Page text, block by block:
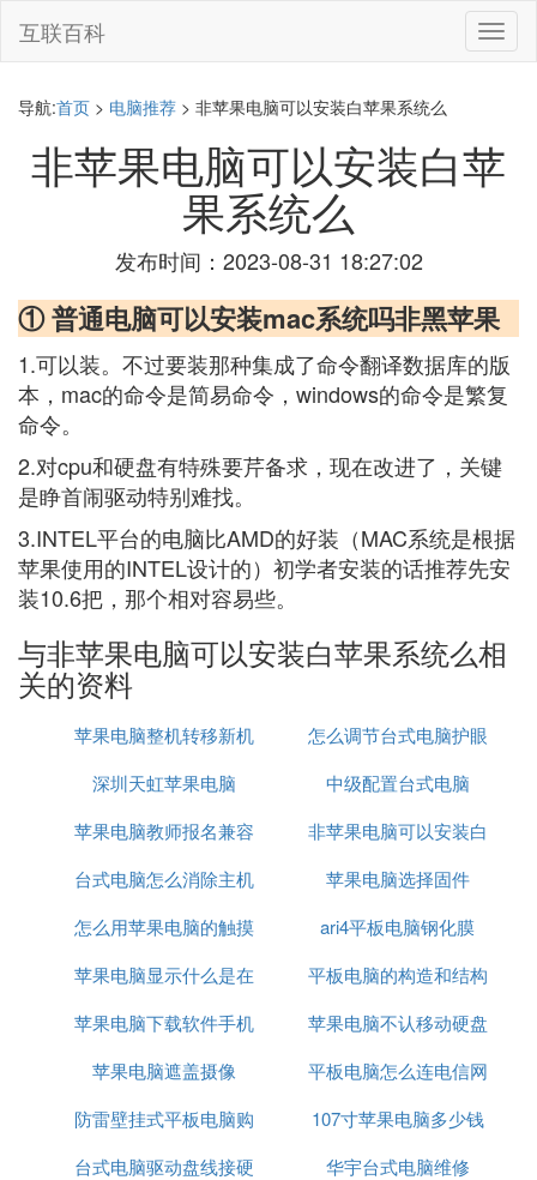
切
换
互联百科
导航:首页 > 电脑推荐 > 非苹果电脑可以安装白苹果系统么
非苹果电脑可以安装白苹
果系统么
发布时间：2023-08-31 18:27:02
① 普通电脑可以安装mac系统吗非黑苹果
1.可以装。不过要装那种集成了命令翻译数据库的版
本，mac的命令是简易命令，windows的命令是繁复
命令。
2.对cpu和硬盘有特殊要芹备求，现在改进了，关键
是睁首闹驱动特别难找。
3.INTEL平台的电脑比AMD的好装（MAC系统是根据
苹果使用的INTEL设计的）初学者安装的话推荐先安
装10.6把，那个相对容易些。
与非苹果电脑可以安装白苹果系统么相
关的资料
苹果电脑整机转移新机
怎么调节台式电脑护眼
深圳天虹苹果电脑
中级配置台式电脑
苹果电脑教师报名兼容
性
非苹果电脑可以安装白
苹果系统么
台式电脑怎么消除主机
消声
苹果电脑选择固件
怎么用苹果电脑的触摸
板点击选择
ari4平板电脑钢化膜
苹果电脑显示什么是在
充电
平板电脑的构造和结构
苹果电脑下载软件手机
也下载
苹果电脑不认移动硬盘
的解决方法
苹果电脑遮盖摄像
平板电脑怎么连电信网
络
防雷壁挂式平板电脑购
买
107寸苹果电脑多少钱
台式电脑驱动盘线接硬
华宇台式电脑维修